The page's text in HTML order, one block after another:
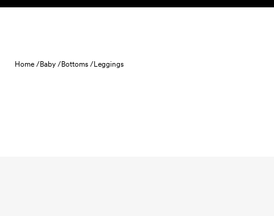
Skip to content
Home /Baby /Bottoms /Leggings